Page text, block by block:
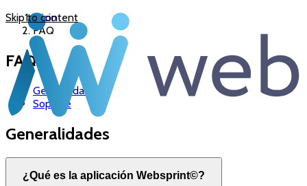
Skip to content
Inicio
FAQ
FAQ
Generalidades
Soporte
Generalidades
¿Qué es la aplicación Websprint©?